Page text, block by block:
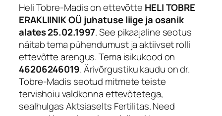
Heli Tobre-Madis on ettevõtte HELI TOBRE
ERAKLIINIK OÜ juhatuse liige ja osanik
alates 25.02.1997. See pikaajaline seotus
näitab tema pühendumust ja aktiivset rolli
ettevõtte arengus. Tema isikukood on
46206246019. Ärivõrgustiku kaudu on dr.
Tobre-Madis seotud mitmete teiste
tervishoiu valdkonna ettevõtetega,
sealhulgas Aktsiaselts Fertilitas. Need